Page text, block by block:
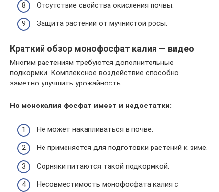
Отсутствие свойства окисления почвы.
Защита растений от мучнистой росы.
Краткий обзор монофосфат калия — видео
Многим растениям требуются дополнительные
подкормки. Комплексное воздействие способно
заметно улучшить урожайность.
Но монокалия фосфат имеет и недостатки:
Не может накапливаться в почве.
Не применяется для подготовки растений к зиме.
Сорняки питаются такой подкормкой.
Несовместимость монофосфата калия с